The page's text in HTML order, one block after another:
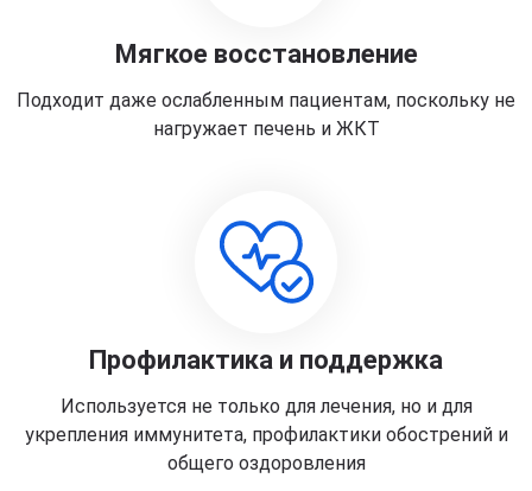
Мягкое восстановление
Подходит даже ослабленным пациентам, поскольку не
нагружает печень и ЖКТ
Профилактика и поддержка
Используется не только для лечения, но и для
укрепления иммунитета, профилактики обострений и
общего оздоровления